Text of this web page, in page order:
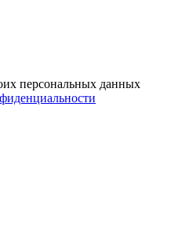
персональных данных